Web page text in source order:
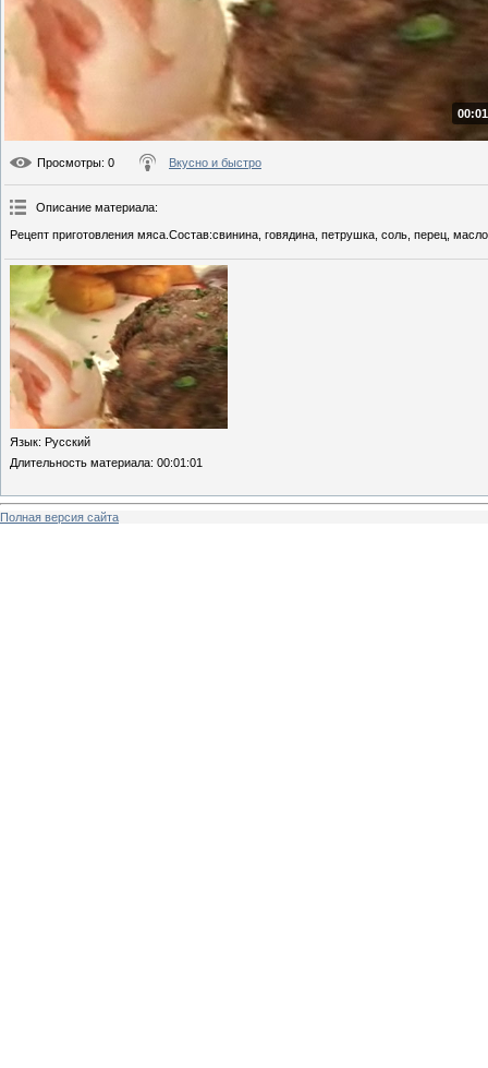
Просмотры: 0 Вкусно и быстро
Описание материала:
Рецепт приготовления мяса.Состав:свинина, говядина, петрушка, соль, перец,
Язык: Русский
Длительность материала: 00:01:01
Полная версия сайта